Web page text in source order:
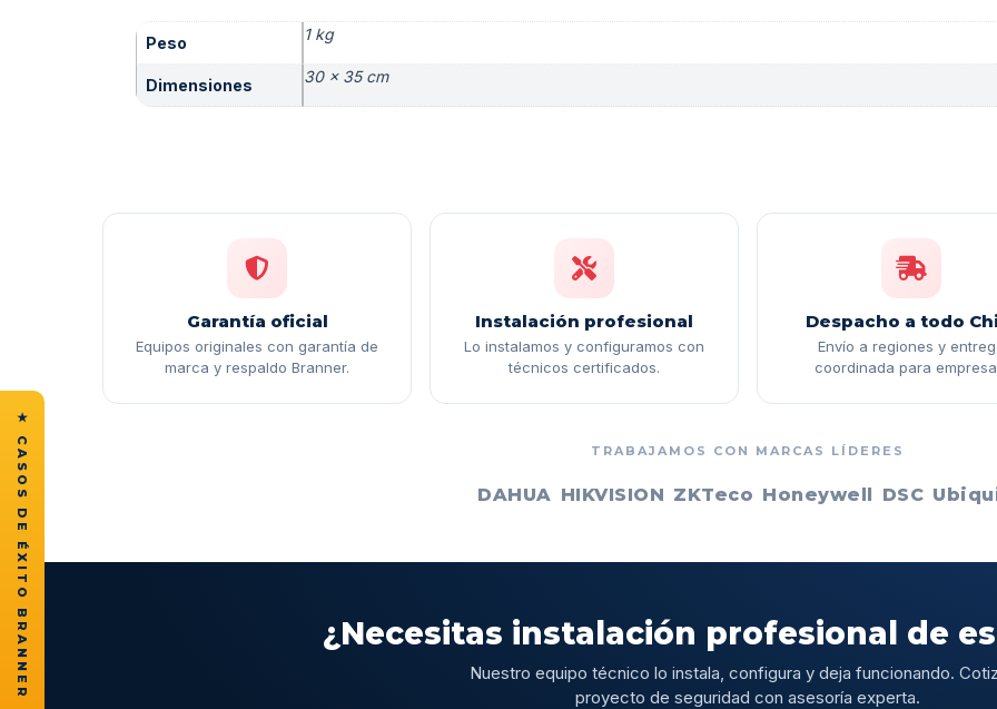
Peso 1 kg
Dimensiones 30 × 35 cm
Garantía oficial
Equipos originales con garantía de
marca y respaldo Branner.
Instalación profesional
Lo instalamos y configuramos con
técnicos certificados.
Despacho a todo
Envío a regiones y
coordinada para
TRABAJAMOS CON MARCAS LÍDERES
DAHUA HIKVISION ZKTeco Honeywell DSC
¿Necesitas instalación profesional de
Nuestro equipo técnico lo instala, configura y deja funcionando.
proyecto de seguridad con asesoría experta.
★ CASOS DE ÉXITO BRANNER